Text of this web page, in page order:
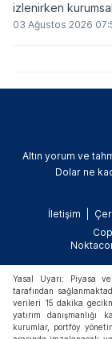
izlenirken
piyasa
03 Ağustos 2026
Altın yorum ve
Dolar ne
İletişim
Yasal Uyarı: Piyasa
tarafından
verileri 15 dakika
yatırım danışmanlığı
kurumlar, portföy